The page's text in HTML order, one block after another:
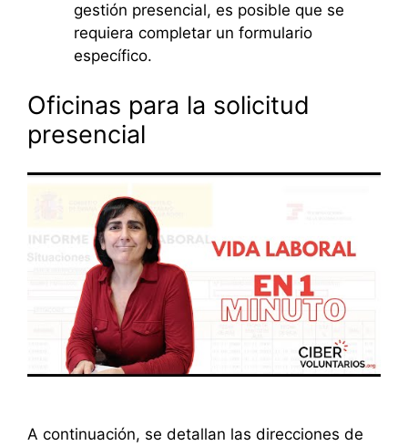
gestión presencial, es posible que se
requiera completar un formulario
específico.
Oficinas para la solicitud
presencial
A continuación, se detallan las direcciones de